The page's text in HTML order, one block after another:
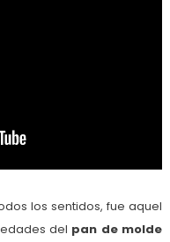
los sentidos, fue aquel
del pan de molde